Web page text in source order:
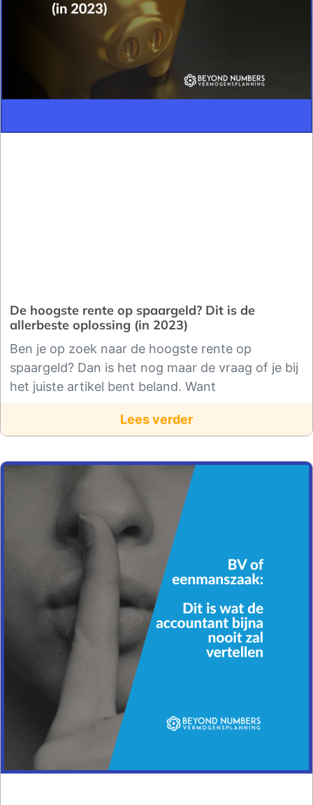
De hoogste rente op spaargeld? Dit is de
allerbeste oplossing (in 2023)
Ben je op zoek naar de hoogste rente op
spaargeld? Dan is het nog maar de vraag of je bij
het juiste artikel bent beland. Want
Lees verder